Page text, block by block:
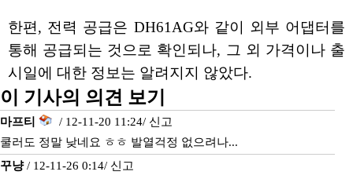
한편, 전력 공급은 DH61AG와 같이 외부 어댑터를
통해 공급되는 것으로 확인되나, 그 외 가격이나 출
시일에 대한 정보는 알려지지 않았다.
이 기사의 의견 보기
마프티 / 12-11-20 11:24/ 신고
쿨러도 정말 낮네요 ㅎㅎ 발열걱정 없으려나...
꾸냥/ 12-11-26 0:14/ 신고